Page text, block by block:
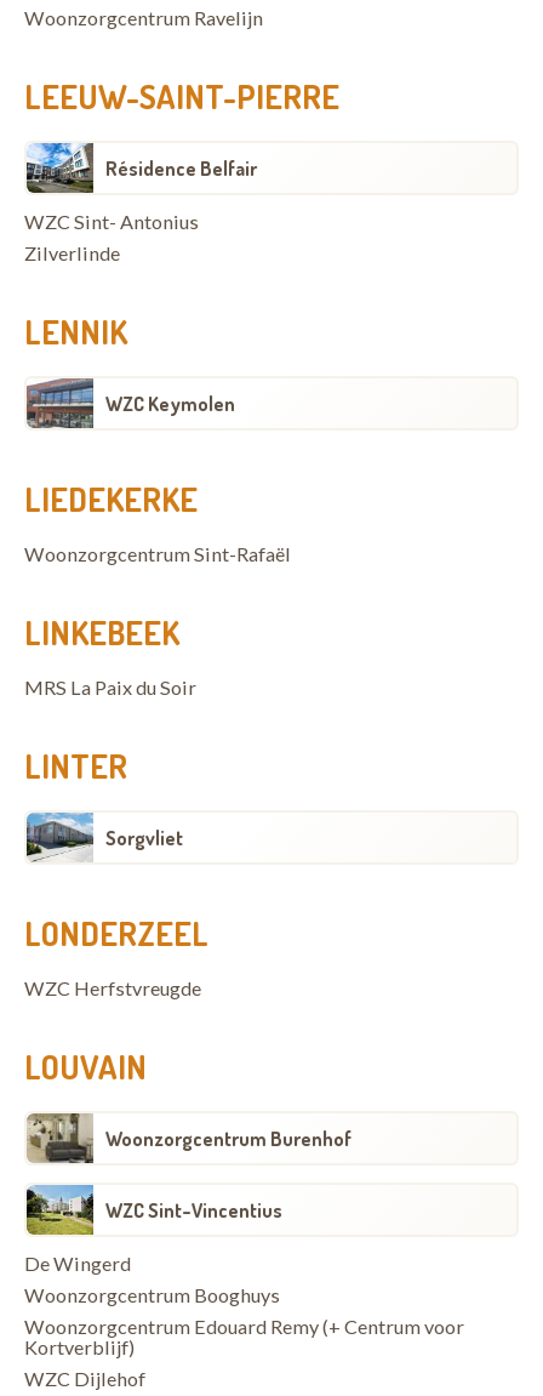
Woonzorgcentrum Ravelijn
LEEUW-SAINT-PIERRE
Résidence Belfair
WZC Sint- Antonius
Zilverlinde
LENNIK
WZC Keymolen
LIEDEKERKE
Woonzorgcentrum Sint-Rafaël
LINKEBEEK
MRS La Paix du Soir
LINTER
Sorgvliet
LONDERZEEL
WZC Herfstvreugde
LOUVAIN
Woonzorgcentrum Burenhof
WZC Sint-Vincentius
De Wingerd
Woonzorgcentrum Booghuys
Woonzorgcentrum Edouard Remy (+ Centrum voor
Kortverblijf)
WZC Dijlehof